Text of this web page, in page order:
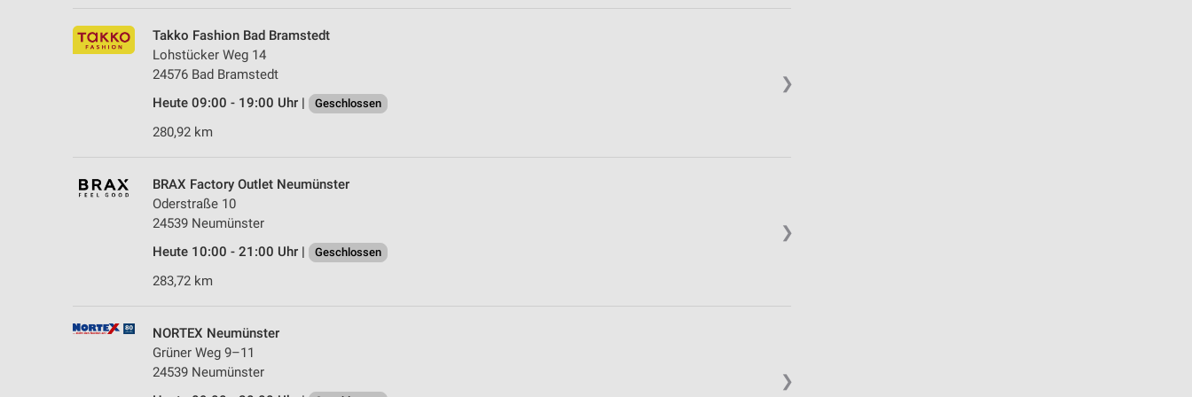
❯
Takko Fashion Bad Bramstedt
Lohstücker Weg 14
24576 Bad Bramstedt
Heute 09:00 - 19:00 Uhr |
Geschlossen
280,92 km
❯
BRAX Factory Outlet Neumünster
Oderstraße 10
24539 Neumünster
Heute 10:00 - 21:00 Uhr |
Geschlossen
283,72 km
❯
NORTEX Neumünster
Grüner Weg 9–11
24539 Neumünster